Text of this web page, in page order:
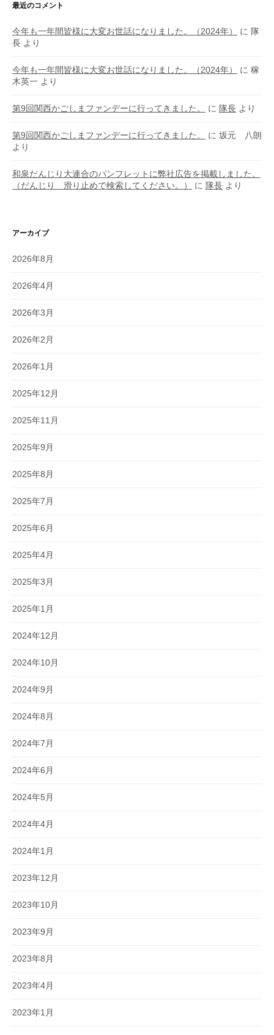
最近のコメント
今年も一年間皆様に大変お世話になりました。（2024年） に 隊
長 より
今年も一年間皆様に大変お世話になりました。（2024年） に 稼
木英一 より
第9回関西かごしまファンデーに行ってきました。 に 隊長 より
第9回関西かごしまファンデーに行ってきました。 に 坂元 八朗
より
和泉だんじり大連合のパンフレットに弊社広告を掲載しました。
（だんじり 滑り止めで検索してください。）
に 隊長 より
アーカイブ
2026年8月
2026年4月
2026年3月
2026年2月
2026年1月
2025年12月
2025年11月
2025年9月
2025年8月
2025年7月
2025年6月
2025年4月
2025年3月
2025年1月
2024年12月
2024年10月
2024年9月
2024年8月
2024年7月
2024年6月
2024年5月
2024年4月
2024年1月
2023年12月
2023年10月
2023年9月
2023年8月
2023年4月
2023年1月